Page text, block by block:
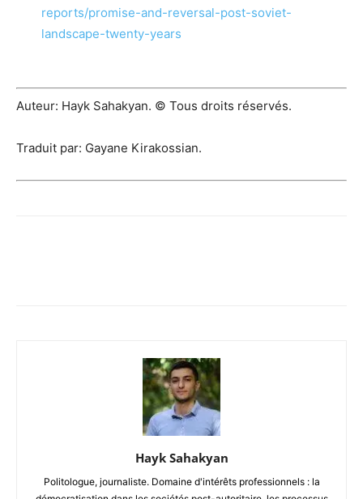
reports/promise-and-reversal-post-soviet-
landscape-twenty-years
Auteur: Hayk Sahakyan. © Tous droits réservés.
Traduit par: Gayane Kirakossian.
Hayk Sahakyan
Politologue, journaliste. Domaine d'intérêts professionnels : la